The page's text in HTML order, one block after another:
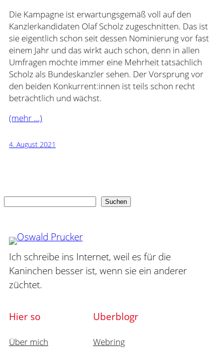
Die Kampagne ist erwartungsgemäß voll auf den
Kanzlerkandidaten Olaf Scholz zugeschnitten. Das ist
sie eigentlich schon seit dessen Nominierung vor fast
einem Jahr und das wirkt auch schon, denn in allen
Umfragen möchte immer eine Mehrheit tatsächlich
Scholz als Bundeskanzler sehen. Der Vorsprung vor
den beiden Konkurrent:innen ist teils schon recht
beträchtlich und wächst.
(mehr …)
4. August 2021
Suchen
Ich schreibe ins Internet, weil es für die
Kaninchen besser ist, wenn sie ein anderer
züchtet.
Hier so
Über mich
Uberblogr
Webring